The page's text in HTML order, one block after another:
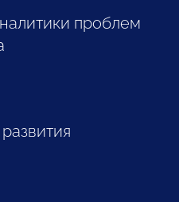
проблем